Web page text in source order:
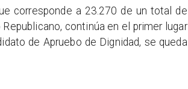
corresponde a 23.270 de un total de
continúa en el primer lugar
de Apruebo de Dignidad, se queda